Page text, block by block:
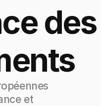
des
et